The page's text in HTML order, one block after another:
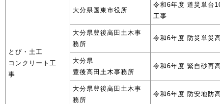
とび・土工
コンクリート工
事
大分県国東市役所
令和6年度 道災単台
工事
大分県豊後高田土木事
務所
令和6年度 防災単災
大分県
豊後高田土木事務所
令和6年度 緊自砂再
大分県豊後高田土木事
務所
令和6年度 防安地防